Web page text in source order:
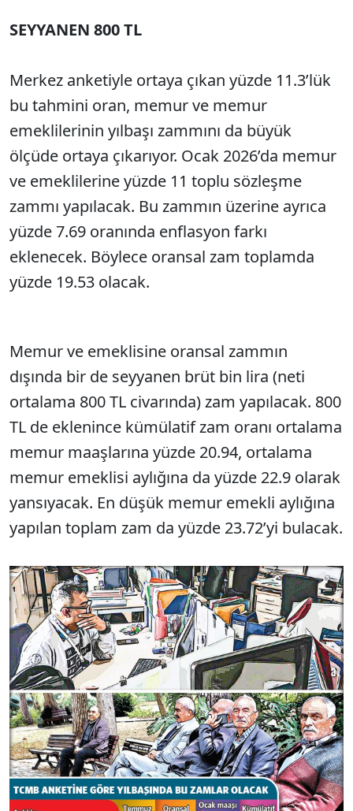
SEYYANEN 800 TL
Merkez anketiyle ortaya çıkan yüzde 11.3’lük
bu tahmini oran, memur ve memur
emeklilerinin yılbaşı zammını da büyük
ölçüde ortaya çıkarıyor. Ocak 2026’da memur
ve emeklilerine yüzde 11 toplu sözleşme
zammı yapılacak. Bu zammın üzerine ayrıca
yüzde 7.69 oranında enflasyon farkı
eklenecek. Böylece oransal zam toplamda
yüzde 19.53 olacak.
Memur ve emeklisine oransal zammın
dışında bir de seyyanen brüt bin lira (neti
ortalama 800 TL civarında) zam yapılacak. 800
TL de eklenince kümülatif zam oranı ortalama
memur maaşlarına yüzde 20.94, ortalama
memur emeklisi aylığına da yüzde 22.9 olarak
yansıyacak. En düşük memur emekli aylığına
yapılan toplam zam da yüzde 23.72’yi bulacak.